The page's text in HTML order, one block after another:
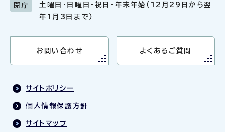
閉庁
土曜日・日曜日・祝日・年末年始（12月29日から翌
年1月3日まで）
お問い合わせ よくあるご質問
サイトポリシー
個人情報保護方針
サイトマップ